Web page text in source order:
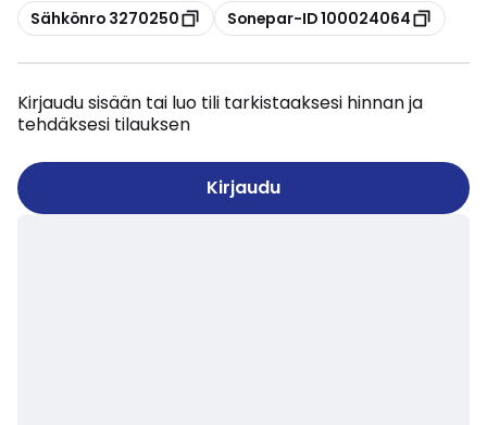
Kopioi
Sähkönro 3270250 Kopioi
Sonepar-ID 100024064
Kirjaudu sisään tai luo tili tarkistaaksesi hinnan ja
tehdäksesi tilauksen
Kirjaudu